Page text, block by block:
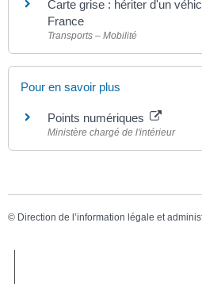
Carte grise : hériter d'un
France
Transports – Mobilité
Pour en savoir plus
Points numériques
Ministère chargé de l'intérieur
© Direction de l’information légale et